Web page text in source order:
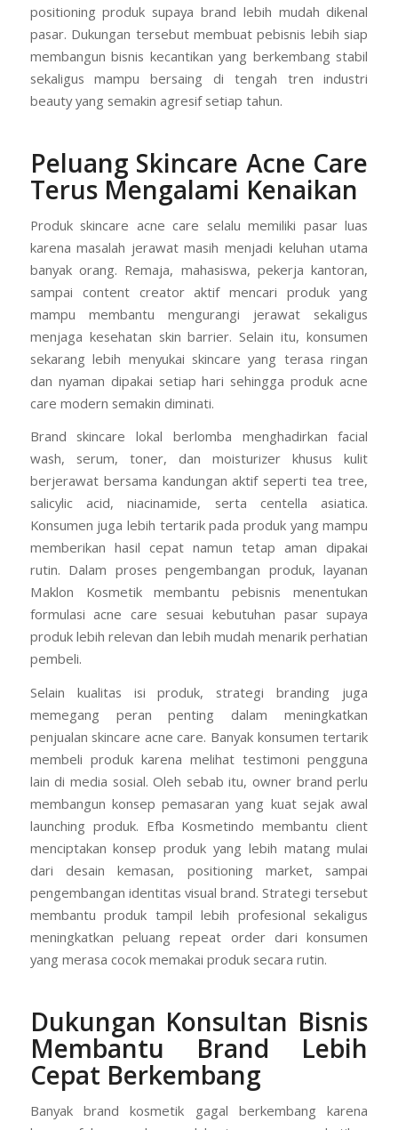
positioning produk supaya brand lebih mudah dikenal
pasar. Dukungan tersebut membuat pebisnis lebih siap
membangun bisnis kecantikan yang berkembang stabil
sekaligus mampu bersaing di tengah tren industri
beauty yang semakin agresif setiap tahun.
Peluang Skincare Acne Care
Terus Mengalami Kenaikan
Produk skincare acne care selalu memiliki pasar luas
karena masalah jerawat masih menjadi keluhan utama
banyak orang. Remaja, mahasiswa, pekerja kantoran,
sampai content creator aktif mencari produk yang
mampu membantu mengurangi jerawat sekaligus
menjaga kesehatan skin barrier. Selain itu, konsumen
sekarang lebih menyukai skincare yang terasa ringan
dan nyaman dipakai setiap hari sehingga produk acne
care modern semakin diminati.
Brand skincare lokal berlomba menghadirkan facial
wash, serum, toner, dan moisturizer khusus kulit
berjerawat bersama kandungan aktif seperti tea tree,
salicylic acid, niacinamide, serta centella asiatica.
Konsumen juga lebih tertarik pada produk yang mampu
memberikan hasil cepat namun tetap aman dipakai
rutin. Dalam proses pengembangan produk, layanan
Maklon Kosmetik membantu pebisnis menentukan
formulasi acne care sesuai kebutuhan pasar supaya
produk lebih relevan dan lebih mudah menarik perhatian
pembeli.
Selain kualitas isi produk, strategi branding juga
memegang peran penting dalam meningkatkan
penjualan skincare acne care. Banyak konsumen tertarik
membeli produk karena melihat testimoni pengguna
lain di media sosial. Oleh sebab itu, owner brand perlu
membangun konsep pemasaran yang kuat sejak awal
launching produk. Efba Kosmetindo membantu client
menciptakan konsep produk yang lebih matang mulai
dari desain kemasan, positioning market, sampai
pengembangan identitas visual brand. Strategi tersebut
membantu produk tampil lebih profesional sekaligus
meningkatkan peluang repeat order dari konsumen
yang merasa cocok memakai produk secara rutin.
Dukungan Konsultan Bisnis
Membantu Brand Lebih
Cepat Berkembang
Banyak brand kosmetik gagal berkembang karena